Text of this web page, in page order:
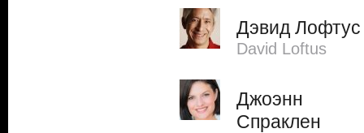
Дэвид Лофтус
David Loftus
Джоэнн
Спраклен